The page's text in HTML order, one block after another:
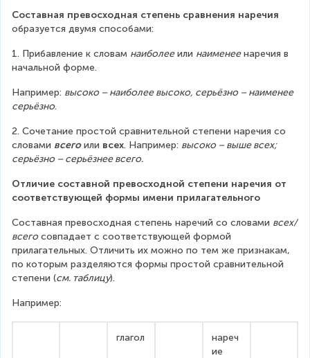
Составная превосходная степень сравнения наречия
образуется двумя способами:
1. Прибавление к словам наиболее или наименее наречия в
начальной форме.
Например: высоко – наиболее высоко, серьёзно – наименее
серьёзно.
2. Сочетание простой сравнительной степени наречия со
словами всего или всех. Например: высоко – выше всех;
серьёзно – серьёзнее всего.
Отличие составной превосходной степени наречия от
соответствующей формы имени прилагательного
Составная превосходная степень наречий со словами всех/
всего совпадает с соответствующей формой
прилагательных. Отличить их можно по тем же признакам,
по которым разделяются формы простой сравнительной
степени (см. таблицу).
Например:
глагол
нареч
ие